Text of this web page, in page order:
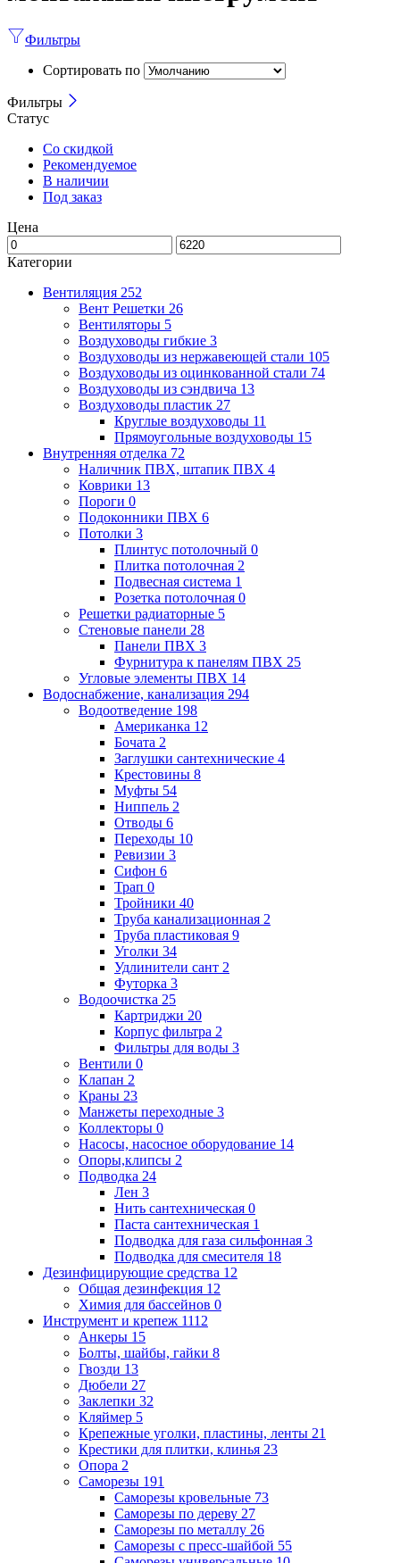
Фильтры
Сортировать по
Фильтры
Статус
Со скидкой
Рекомендуемое
В наличии
Под заказ
Цена
Категории
Вентиляция 252
Вент Решетки 26
Вентиляторы 5
Воздуховоды гибкие 3
Воздуховоды из нержавеющей стали 105
Воздуховоды из оцинкованной стали 74
Воздуховоды из сэндвича 13
Воздуховоды пластик 27
Круглые воздуховоды 11
Прямоугольные воздуховоды 15
Внутренняя отделка 72
Наличник ПВХ, штапик ПВХ 4
Коврики 13
Пороги 0
Подоконники ПВХ 6
Потолки 3
Плинтус потолочный 0
Плитка потолочная 2
Подвесная система 1
Розетка потолочная 0
Решетки радиаторные 5
Стеновые панели 28
Панели ПВХ 3
Фурнитура к панелям ПВХ 25
Угловые элементы ПВХ 14
Водоснабжение, канализация 294
Водоотведение 198
Американка 12
Бочата 2
Заглушки сантехнические 4
Крестовины 8
Муфты 54
Ниппель 2
Отводы 6
Переходы 10
Ревизии 3
Сифон 6
Трап 0
Тройники 40
Труба канализационная 2
Труба пластиковая 9
Уголки 34
Удлинители сант 2
Футорка 3
Водоочистка 25
Картриджи 20
Корпус фильтра 2
Фильтры для воды 3
Вентили 0
Клапан 2
Краны 23
Манжеты переходные 3
Коллекторы 0
Насосы, насосное оборудование 14
Опоры,клипсы 2
Подводка 24
Лен 3
Нить сантехническая 0
Паста сантехническая 1
Подводка для газа сильфонная 3
Подводка для смесителя 18
Дезинфицирующие средства 12
Общая дезинфекция 12
Химия для бассейнов 0
Инструмент и крепеж 1112
Анкеры 15
Болты, шайбы, гайки 8
Гвозди 13
Дюбели 27
Заклепки 32
Кляймер 5
Крепежные уголки, пластины, ленты 21
Крестики для плитки, клинья 23
Опора 2
Саморезы 191
Саморезы кровельные 73
Саморезы по дереву 27
Саморезы по металлу 26
Саморезы с пресс-шайбой 55